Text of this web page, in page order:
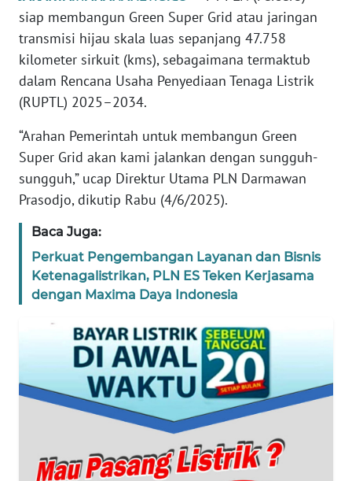
siap membangun Green Super Grid atau jaringan
transmisi hijau skala luas sepanjang 47.758
kilometer sirkuit (kms), sebagaimana termaktub
dalam Rencana Usaha Penyediaan Tenaga Listrik
(RUPTL) 2025–2034.
“Arahan Pemerintah untuk membangun Green
Super Grid akan kami jalankan dengan sungguh-
sungguh,” ucap Direktur Utama PLN Darmawan
Prasodjo, dikutip Rabu (4/6/2025).
Baca Juga:
Perkuat Pengembangan Layanan dan Bisnis
Ketenagalistrikan, PLN ES Teken Kerjasama
dengan Maxima Daya Indonesia
REDAKSI
KARIR
Wahana
News
Regional
WN
WN
JAKARTA
WN
BANTEN
NTT